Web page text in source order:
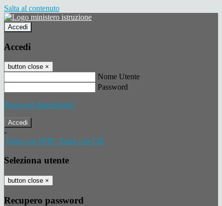
Salta al contenuto
Accedi
Accedi
button close ×
Nome Utente
Password
Password dimenticata?
-
Entra con SPID Entra con CIE
Seleziona utente
button close ×
Recupero password